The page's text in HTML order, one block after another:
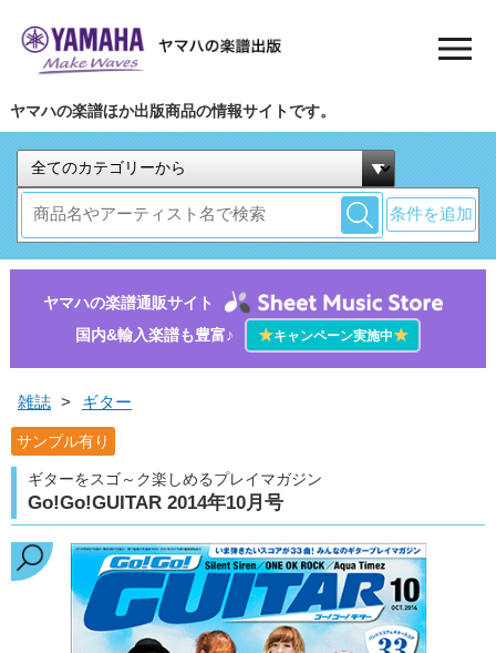
ヤマハの楽譜ほか出版商品の情報サイトです。
条件を追加
ヤマハの楽譜通販サイト
国内&輸入楽譜も豊富♪
★キャンペーン実施中★
雑誌 > ギター
サンプル有り
ギターをスゴ～ク楽しめるプレイマガジン
Go!Go!GUITAR 2014年10月号